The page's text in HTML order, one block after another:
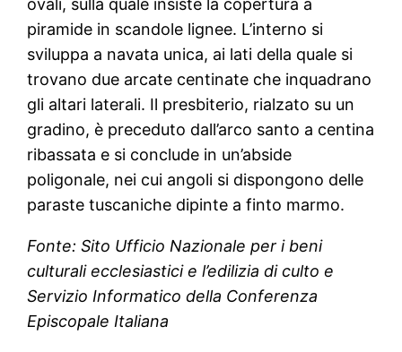
ovali, sulla quale insiste la copertura a
piramide in scandole lignee. L’interno si
sviluppa a navata unica, ai lati della quale si
trovano due arcate centinate che inquadrano
gli altari laterali. Il presbiterio, rialzato su un
gradino, è preceduto dall’arco santo a centina
ribassata e si conclude in un’abside
poligonale, nei cui angoli si dispongono delle
paraste tuscaniche dipinte a finto marmo.
Fonte: Sito Ufficio Nazionale per i beni
culturali ecclesiastici e l’edilizia di culto e
Servizio Informatico della Conferenza
Episcopale Italiana